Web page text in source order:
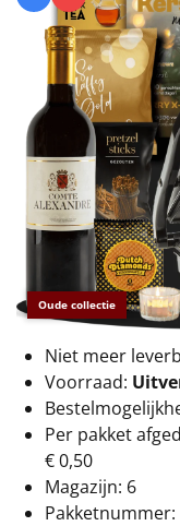
€45 tot €50
€50 tot €55
€55 tot €75
€75 tot €100
€100 en hoger
Alle
Origineel
Rituals
Luxe
Oude collectie
Niet meer
Voorraad:
Per pakket
€ 0,50
Magazijn: 6
Pakketnummer: